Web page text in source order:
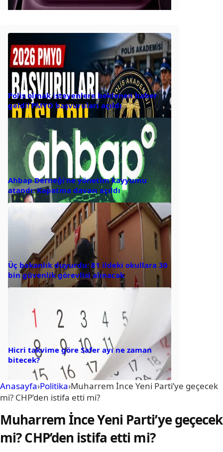
Polis olmak isteyenlere beklenen haber
geldi! PMYO başvuruları açıldı
Ahbap Derneği’ne yönetim kayyumu
atandı: Kapatma davası açıldı
Üç bakanlık duyurdu: 81 ildeki okullara 30
bin güvenlik görevlisi alınacak
Hicri takvime göre Safer ayı ne zaman
bitecek?
Anasayfa›Politika›Muharrem İnce Yeni Parti’ye geçecek
mi? CHP’den istifa etti mi?
Muharrem İnce Yeni Parti’ye geçecek
mi? CHP’den istifa etti mi?